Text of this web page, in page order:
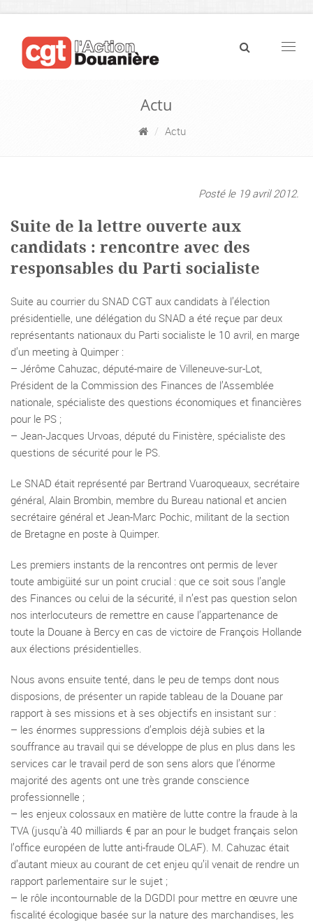
Actu
Actu
Posté le 19 avril 2012.
Suite de la lettre ouverte aux
candidats : rencontre avec des
responsables du Parti socialiste
Suite au courrier du SNAD CGT aux candidats à l’élection
présidentielle, une délégation du SNAD a été reçue par deux
représentants nationaux du Parti socialiste le 10 avril, en marge
d’un meeting à Quimper :
– Jérôme Cahuzac, député-maire de Villeneuve-sur-Lot,
Président de la Commission des Finances de l’Assemblée
nationale, spécialiste des questions économiques et financières
pour le PS ;
– Jean-Jacques Urvoas, député du Finistère, spécialiste des
questions de sécurité pour le PS.
Le SNAD était représenté par Bertrand Vuaroqueaux, secrétaire
général, Alain Brombin, membre du Bureau national et ancien
secrétaire général et Jean-Marc Pochic, militant de la section
de Bretagne en poste à Quimper.
Les premiers instants de la rencontres ont permis de lever
toute ambigüité sur un point crucial : que ce soit sous l’angle
des Finances ou celui de la sécurité, il n’est pas question selon
nos interlocuteurs de remettre en cause l’appartenance de
toute la Douane à Bercy en cas de victoire de François Hollande
aux élections présidentielles.
Nous avons ensuite tenté, dans le peu de temps dont nous
disposions, de présenter un rapide tableau de la Douane par
rapport à ses missions et à ses objectifs en insistant sur :
– les énormes suppressions d’emplois déjà subies et la
souffrance au travail qui se développe de plus en plus dans les
services car le travail perd de son sens alors que l’énorme
majorité des agents ont une très grande conscience
professionnelle ;
– les enjeux colossaux en matière de lutte contre la fraude à la
TVA (jusqu’à 40 milliards € par an pour le budget français selon
l’office européen de lutte anti-fraude OLAF). M. Cahuzac était
d’autant mieux au courant de cet enjeu qu’il venait de rendre un
rapport parlementaire sur le sujet ;
– le rôle incontournable de la DGDDI pour mettre en œuvre une
fiscalité écologique basée sur la nature des marchandises, les